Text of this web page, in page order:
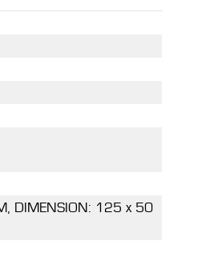
DIMENSION: 125 x 50